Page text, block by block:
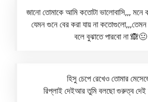
জানো তোমাকে আমি কতোটা ভালোবাসি,,, মনে
যেমন গুনে বের করা যায় না কতোগুলো,,,তেমন
বলে বুঝাতে পারবো না 🙈😐
হিসু চেপে রেখেও তোমার
রিপ্লাই দেইআর তুমি বলছো গুরুত্ব